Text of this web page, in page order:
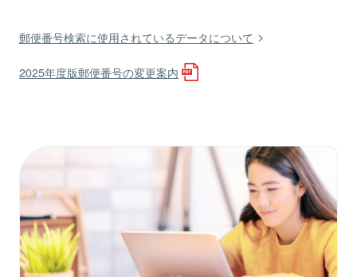
郵便番号検索に使用されているデータについて
2025年度版郵便番号の変更案内